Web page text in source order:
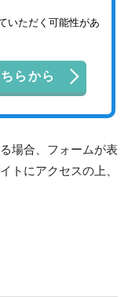
いただく可能性があ
らから
場合、フォームが表
トにアクセスの上、